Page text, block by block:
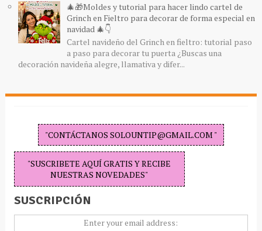
🎄🎁Moldes y tutorial para hacer lindo cartel de
Grinch en Fieltro para decorar de forma especial en
navidad 🎄👇
Cartel navideño del Grinch en fieltro: tutorial paso
a paso para decorar tu puerta ¿Buscas una
decoración navideña alegre, llamativa y difer...
"CONTÁCTANOS SOLOUNTIP@GMAIL.COM "
"SUSCRIBETE AQUÍ GRATIS Y RECIBE
NUESTRAS NOVEDADES"
SUSCRIPCIÓN
Enter your email address: